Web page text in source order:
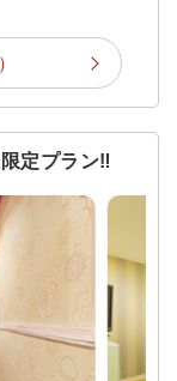
定プラン‼